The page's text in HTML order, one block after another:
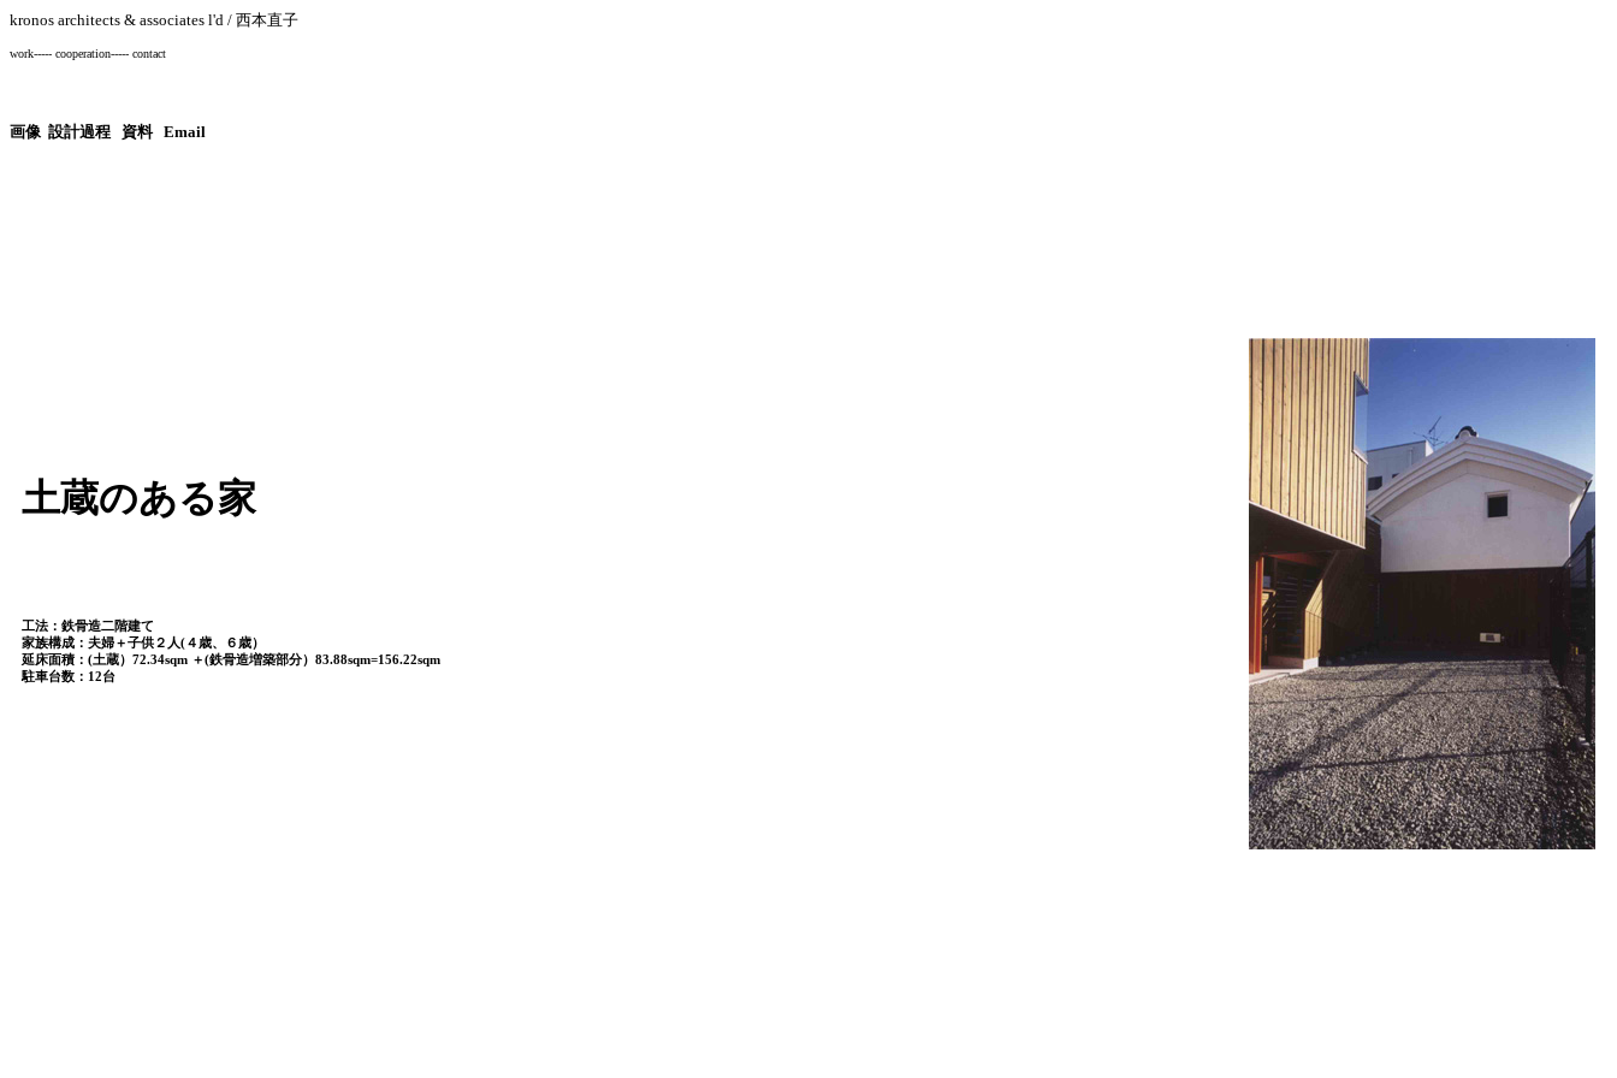
kronos architects & associates l'd / 西本直子
work----- cooperation----- contact
画像 設計過程 資料 Email
土蔵のある家
工法：鉄骨造二階建て
家族構成：夫婦＋子供２人(４歳、６歳）
延床面積：(土蔵）72.34sqm ＋(鉄骨造増築部分）83.88sqm=156.22sqm
駐車台数：12台